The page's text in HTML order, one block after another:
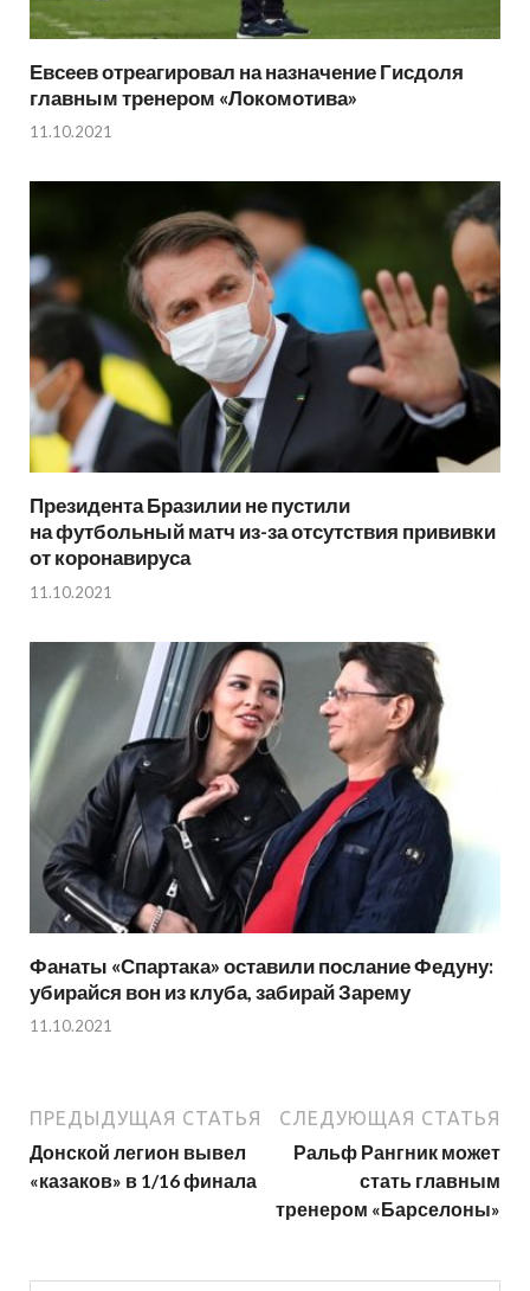
Евсеев отреагировал на назначение Гисдоля
главным тренером «Локомотива»
11.10.2021
Президента Бразилии не пустили
на футбольный матч из-за отсутствия прививки
от коронавируса
11.10.2021
Фанаты «Спартака» оставили послание Федуну:
убирайся вон из клуба, забирай Зарему
11.10.2021
ПРЕДЫДУЩАЯ СТАТЬЯ
Донской легион вывел
«казаков» в 1/16 финала
СЛЕДУЮЩАЯ СТАТЬЯ
Ральф Рангник может
стать главным
тренером «Барселоны»